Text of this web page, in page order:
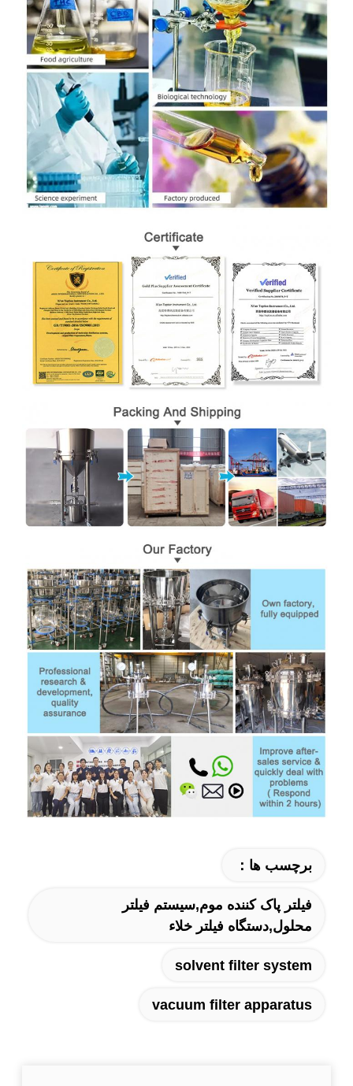
برچسب ها：
فیلتر پاک کننده موم,سیستم فیلتر
محلول,دستگاه فیلتر خلاء
solvent filter system
vacuum filter apparatus